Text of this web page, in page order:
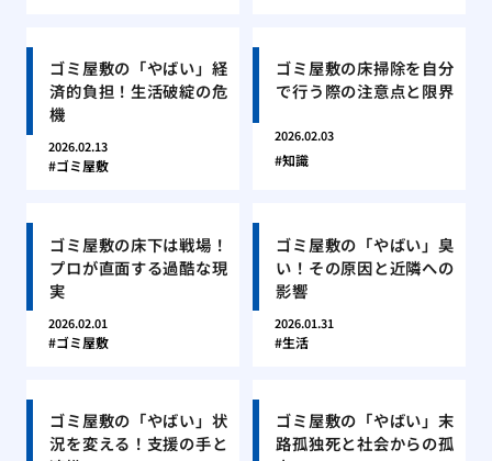
ゴミ屋敷の「やばい」経
済的負担！生活破綻の危
機
2026.02.13
ゴミ屋敷
ゴミ屋敷の床掃除を自分
で行う際の注意点と限界
2026.02.03
知識
ゴミ屋敷の床下は戦場！
プロが直面する過酷な現
実
2026.02.01
ゴミ屋敷
ゴミ屋敷の「やばい」臭
い！その原因と近隣への
影響
2026.01.31
生活
ゴミ屋敷の「やばい」状
況を変える！支援の手と
ゴミ屋敷の「やばい」末
路孤独死と社会からの孤